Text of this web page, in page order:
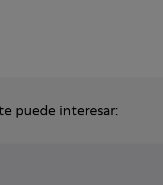
puede interesar: